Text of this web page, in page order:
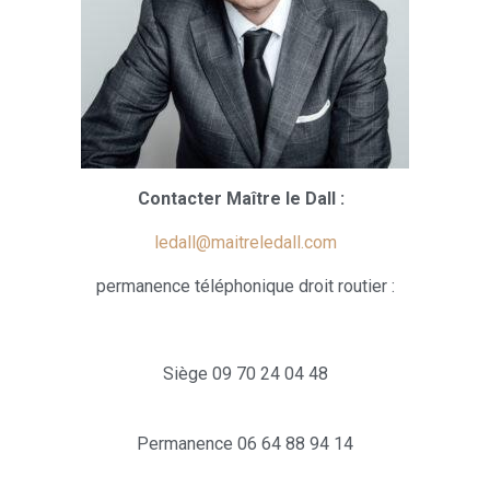
Contacter Maître le Dall :
ledall@maitreledall.com
permanence téléphonique droit routier :
Siège 09 70 24 04 48
Permanence 06 64 88 94 14